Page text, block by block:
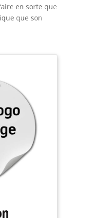
en sorte que
que son